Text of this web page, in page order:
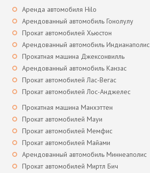
Аренда автомобиля Hilo
Арендованный автомобиль Гонолулу
Прокат автомобилей Хьюстон
Арендованный автомобиль Индианаполис
Прокатная машина Джексонвилль
Арендованный автомобиль Канзас
Прокат автомобилей Лас-Вегас
Прокат автомобилей Лос-Анджелес
Прокатная машина Манхэттен
Прокат автомобилей Мауи
Прокат автомобилей Мемфис
Прокат автомобилей Майами
Арендованный автомобиль Миннеаполис
Прокат автомобилей Миртл Бич